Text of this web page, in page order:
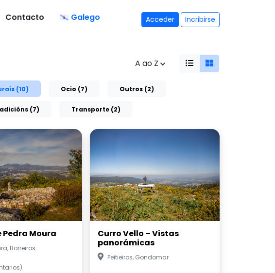
Contacto Galego Acceder Incribirse
A ao Z
(10) Ocio (7) Outros (2)
(7) Transporte (2)
Pedra Moura
Borreiros
Curro Vello – Vistas
panorámicas
Peitieiros, Gondomar